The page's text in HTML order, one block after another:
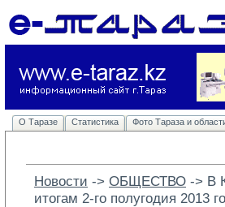
О Таразе Статистика Фото Тараза и
Новости -> ОБЩЕСТВО -> В
итогам 2-го полугодия 2013